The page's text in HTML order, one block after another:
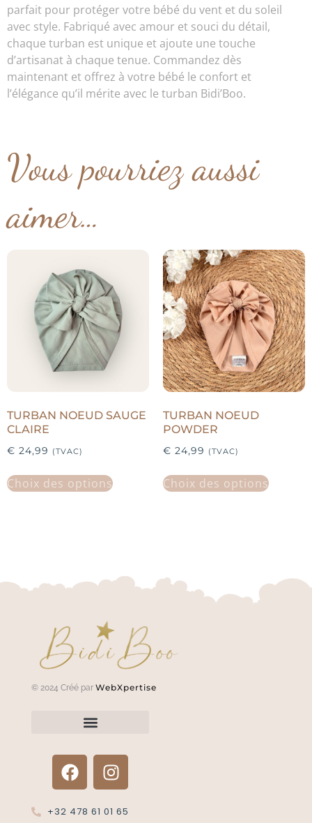
parfait pour protéger votre bébé du vent et du soleil
avec style. Fabriqué avec amour et souci du détail,
chaque turban est unique et ajoute une touche
d’artisanat à chaque tenue. Commandez dès
maintenant et offrez à votre bébé le confort et
l’élégance qu’il mérite avec le turban Bidi’Boo.
Vous pourriez aussi
aimer…
TURBAN NOEUD SAUGE
CLAIRE
€ 24,99 (TVAC)
Choix des options
TURBAN NOEUD
POWDER
€ 24,99 (TVAC)
Choix des options
© 2024 Créé par WebXpertise
+32 478 61 01 65